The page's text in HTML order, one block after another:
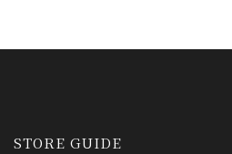
STORE GUIDE